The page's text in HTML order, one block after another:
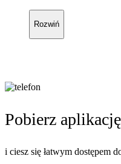
Rozwiń
Pobierz
i ciesz się łatwym dostępem